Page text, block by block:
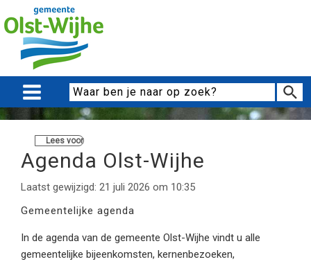
Lees voor
Agenda Olst-Wijhe
Laatst gewijzigd: 21 juli 2026 om 10:35
Gemeentelijke agenda
In de agenda van de gemeente Olst-Wijhe vindt u alle
gemeentelijke bijeenkomsten, kernenbezoeken,